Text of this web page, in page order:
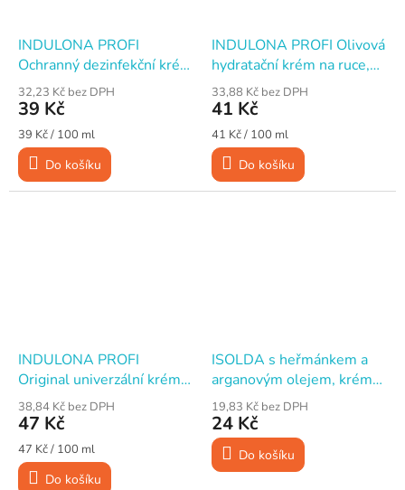
INDULONA PROFI
Ochranný dezinfekční krém
na ruce, 100 ml
32,23 Kč bez DPH
39 Kč
Měrná
cena:
39 Kč / 100 ml
Do košíku
INDULONA PROFI Olivová
hydratační krém na ruce,
100 ml
33,88 Kč bez DPH
41 Kč
Měrná
cena:
41 Kč / 100 ml
Do košíku
INDULONA PROFI
Original univerzální krém
na ruce, 100 ml
38,84 Kč bez DPH
47 Kč
Měrná
cena:
47 Kč / 100 ml
Do košíku
ISOLDA s heřmánkem a
arganovým olejem, krém
na ruce, 100 ml
19,83 Kč bez DPH
24 Kč
Do košíku